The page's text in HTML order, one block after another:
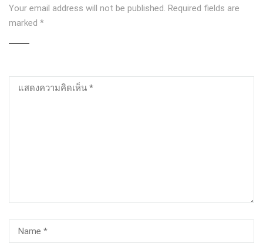
Your email address will not be published. Required fields are
marked *